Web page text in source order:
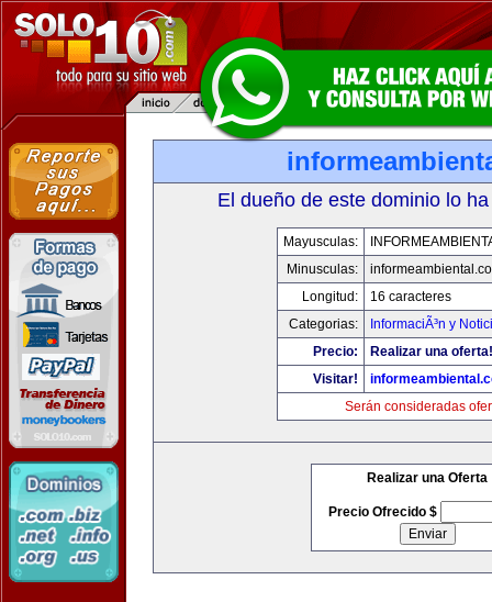
El dueño de este dominio lo
Mayusculas:
Minusculas:
Longitud:
16 caracteres
Categorias:
InformaciÃ³n y
Precio:
Realizar una oferta!
Visitar!
Serán consideradas
Realizar una Oferta
Precio Ofrecido $